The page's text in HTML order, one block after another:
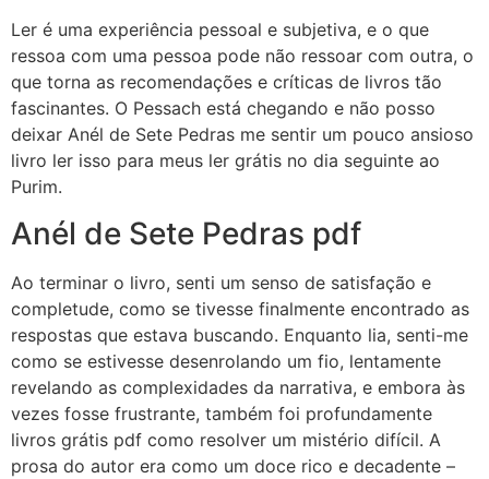
Ler é uma experiência pessoal e subjetiva, e o que
ressoa com uma pessoa pode não ressoar com outra, o
que torna as recomendações e críticas de livros tão
fascinantes. O Pessach está chegando e não posso
deixar Anél de Sete Pedras me sentir um pouco ansioso
livro ler isso para meus ler grátis no dia seguinte ao
Purim.
Anél de Sete Pedras pdf
Ao terminar o livro, senti um senso de satisfação e
completude, como se tivesse finalmente encontrado as
respostas que estava buscando. Enquanto lia, senti-me
como se estivesse desenrolando um fio, lentamente
revelando as complexidades da narrativa, e embora às
vezes fosse frustrante, também foi profundamente
livros grátis pdf como resolver um mistério difícil. A
prosa do autor era como um doce rico e decadente –